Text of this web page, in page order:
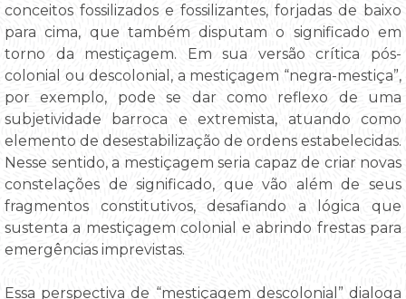
conceitos fossilizados e fossilizantes, forjadas de baixo
para cima, que também disputam o significado em
torno da mestiçagem. Em sua versão crítica pós-
colonial ou descolonial, a mestiçagem “negra-mestiça”,
por exemplo, pode se dar como reflexo de uma
subjetividade barroca e extremista, atuando como
elemento de desestabilização de ordens estabelecidas.
Nesse sentido, a mestiçagem seria capaz de criar novas
constelações de significado, que vão além de seus
fragmentos constitutivos, desafiando a lógica que
sustenta a mestiçagem colonial e abrindo frestas para
emergências imprevistas.
Essa perspectiva de “mestiçagem descolonial” dialoga